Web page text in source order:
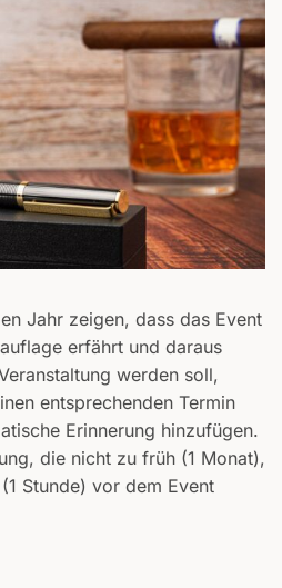
Jahr zeigen, dass das Event
erfährt und daraus
werden soll,
entsprechenden Termin
Erinnerung hinzufügen.
die nicht zu früh (1 Monat),
Stunde) vor dem Event